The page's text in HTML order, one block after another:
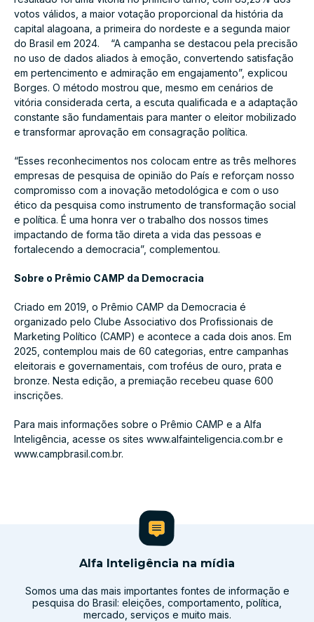
votos válidos, a maior votação proporcional da história da
capital alagoana, a primeira do nordeste e a segunda maior
do Brasil em 2024. “A campanha se destacou pela precisão
no uso de dados aliados à emoção, convertendo satisfação
em pertencimento e admiração em engajamento”, explicou
Borges. O método mostrou que, mesmo em cenários de
vitória considerada certa, a escuta qualificada e a adaptação
constante são fundamentais para manter o eleitor mobilizado
e transformar aprovação em consagração política.
“Esses reconhecimentos nos colocam entre as três melhores
empresas de pesquisa de opinião do País e reforçam nosso
compromisso com a inovação metodológica e com o uso
ético da pesquisa como instrumento de transformação social
e política. É uma honra ver o trabalho dos nossos times
impactando de forma tão direta a vida das pessoas e
fortalecendo a democracia”, complementou.
Sobre o Prêmio CAMP da Democracia
Criado em 2019, o Prêmio CAMP da Democracia é
organizado pelo Clube Associativo dos Profissionais de
Marketing Político (CAMP) e acontece a cada dois anos. Em
2025, contemplou mais de 60 categorias, entre campanhas
eleitorais e governamentais, com troféus de ouro, prata e
bronze. Nesta edição, a premiação recebeu quase 600
inscrições.
Para mais informações sobre o Prêmio CAMP e a Alfa
Inteligência, acesse os sites www.alfainteligencia.com.br e
www.campbrasil.com.br.
Alfa Inteligência na mídia
Somos uma das mais importantes fontes de informação e
pesquisa do Brasil: eleições, comportamento, política,
mercado, serviços e muito mais.